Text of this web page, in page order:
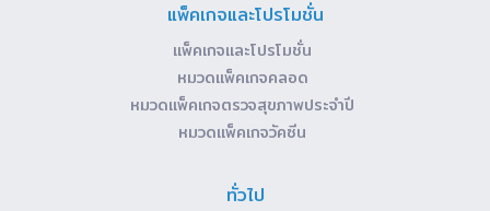
แพ็คเกจและโปรโมชั่น
แพ็คเกจและโปรโมชั่น
หมวดแพ็คเกจคลอด
หมวดแพ็คเกจตรวจสุขภาพประจำปี
หมวดแพ็คเกจวัคซีน
ทั่วไป